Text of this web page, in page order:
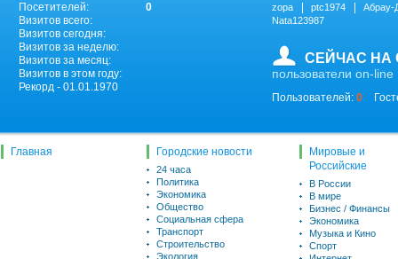
Посетителей:
0
Визитов всего:
Визитов сегодня:
Визитов за неделю:
Визитов за месяц:
Визитов в этом году:
Рекорд - 01.01.1970
zopa ptc1974
Абрау-
Nata123987
СЕЙЧАС НА
пользователи on-line
Пользователей: 0
Главная Городские новости
24 часа
Политика
Экономика
Общество
Социальная сфера
Транспорт
Строительство
Экология
Мировые и
Российские
В России
В мире
Бизнес / Финансы
Экономика
Музыка и Кино
Спорт